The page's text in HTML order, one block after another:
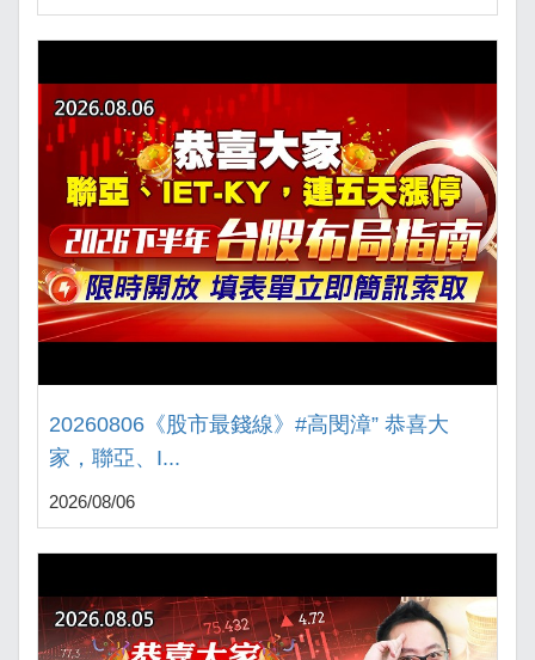
20260806《股市最錢線》#高閔漳” 恭喜大
家，聯亞、I...
2026/08/06